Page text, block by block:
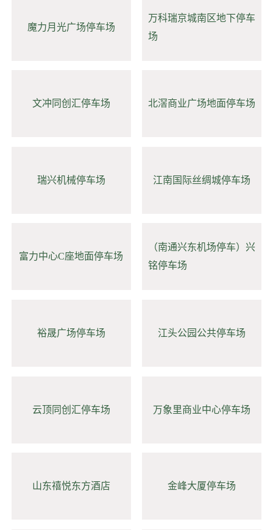
魔力月光广场停车场
万科瑞京城南区地下停车
场
文冲同创汇停车场 北滘商业广场地面停车场
瑞兴机械停车场 江南国际丝绸城停车场
富力中心C座地面停车场
（南通兴东机场停车）兴
铭停车场
裕晟广场停车场 江头公园公共停车场
云顶同创汇停车场 万象里商业中心停车场
山东禧悦东方酒店 金峰大厦停车场